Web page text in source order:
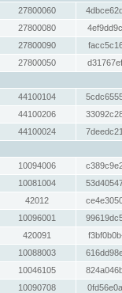
27800060
27800080
27800090
27800050
44100104
44100206
44100024
10094006
10081004
42012
10096001
420091
10088003
10046105
10090708